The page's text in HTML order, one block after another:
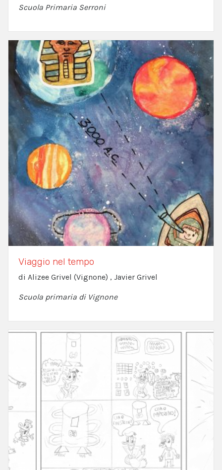
Scuola Primaria Serroni
Viaggio nel tempo
di Alizee Grivel (Vignone) , Javier Grivel
Scuola primaria di Vignone